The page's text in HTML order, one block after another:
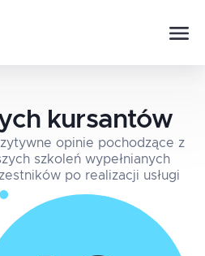
kursantów
opinie pochodzące z
szkoleń wypełnianych
po realizacji usługi